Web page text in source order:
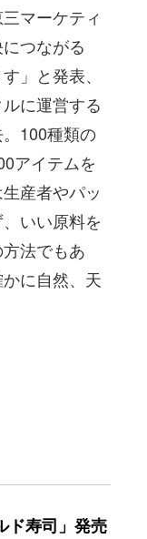
マーケティ
つながる
」と発表、
に運営する
100種類の
アイテムを
産者やパッ
いい原料を
法でもあ
に自然、天
ド寿司」発売